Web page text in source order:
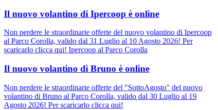
Il nuovo volantino di Ipercoop è online
Non perdere le straordinarie offerte del nuovo volantino di Ipercoop
al Parco Corolla, valido dal 31 Luglio al 10 Agosto 2026! Per
scaricarlo clicca qui! Ipercoop al Parco Corolla
Il nuovo volantino di Bruno è online
Non perdere le straordinarie offerte del "SottoAgosto" del nuovo
volantino di Bruno al Parco Corolla, valido dal 30 Luglio al 19
Agosto 2026! Per scaricarlo clicca qui!